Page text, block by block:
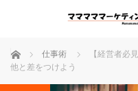
ホーム 仕事術
【経営者必
他と差をつけよう